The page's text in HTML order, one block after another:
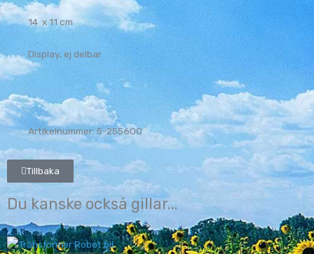
14 x 11 cm
Display, ej delbar
Artikelnummer: 5-255600
Tillbaka
Du kanske också gillar...